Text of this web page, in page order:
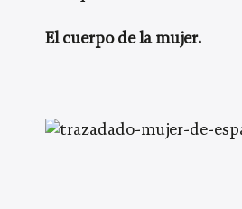
El cuerpo de la mujer.